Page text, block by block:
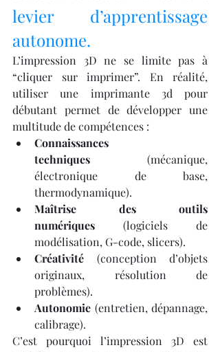
levier d’apprentissage
autonome.
L’impression 3D ne se limite pas à
“cliquer sur imprimer”. En réalité,
utiliser une imprimante 3d pour
débutant permet de développer une
multitude de compétences :
Connaissances
techniques (mécanique,
électronique de base,
thermodynamique).
Maîtrise des outils
numériques (logiciels de
modélisation, G-code, slicers).
Créativité (conception d’objets
originaux, résolution de
problèmes).
Autonomie (entretien, dépannage,
calibrage).
C’est pourquoi l’impression 3D est